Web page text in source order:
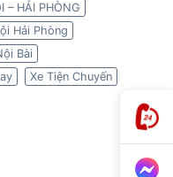
– HẢI PHÒNG
Hải Phòng
Bài
Xe Tiện Chuyến